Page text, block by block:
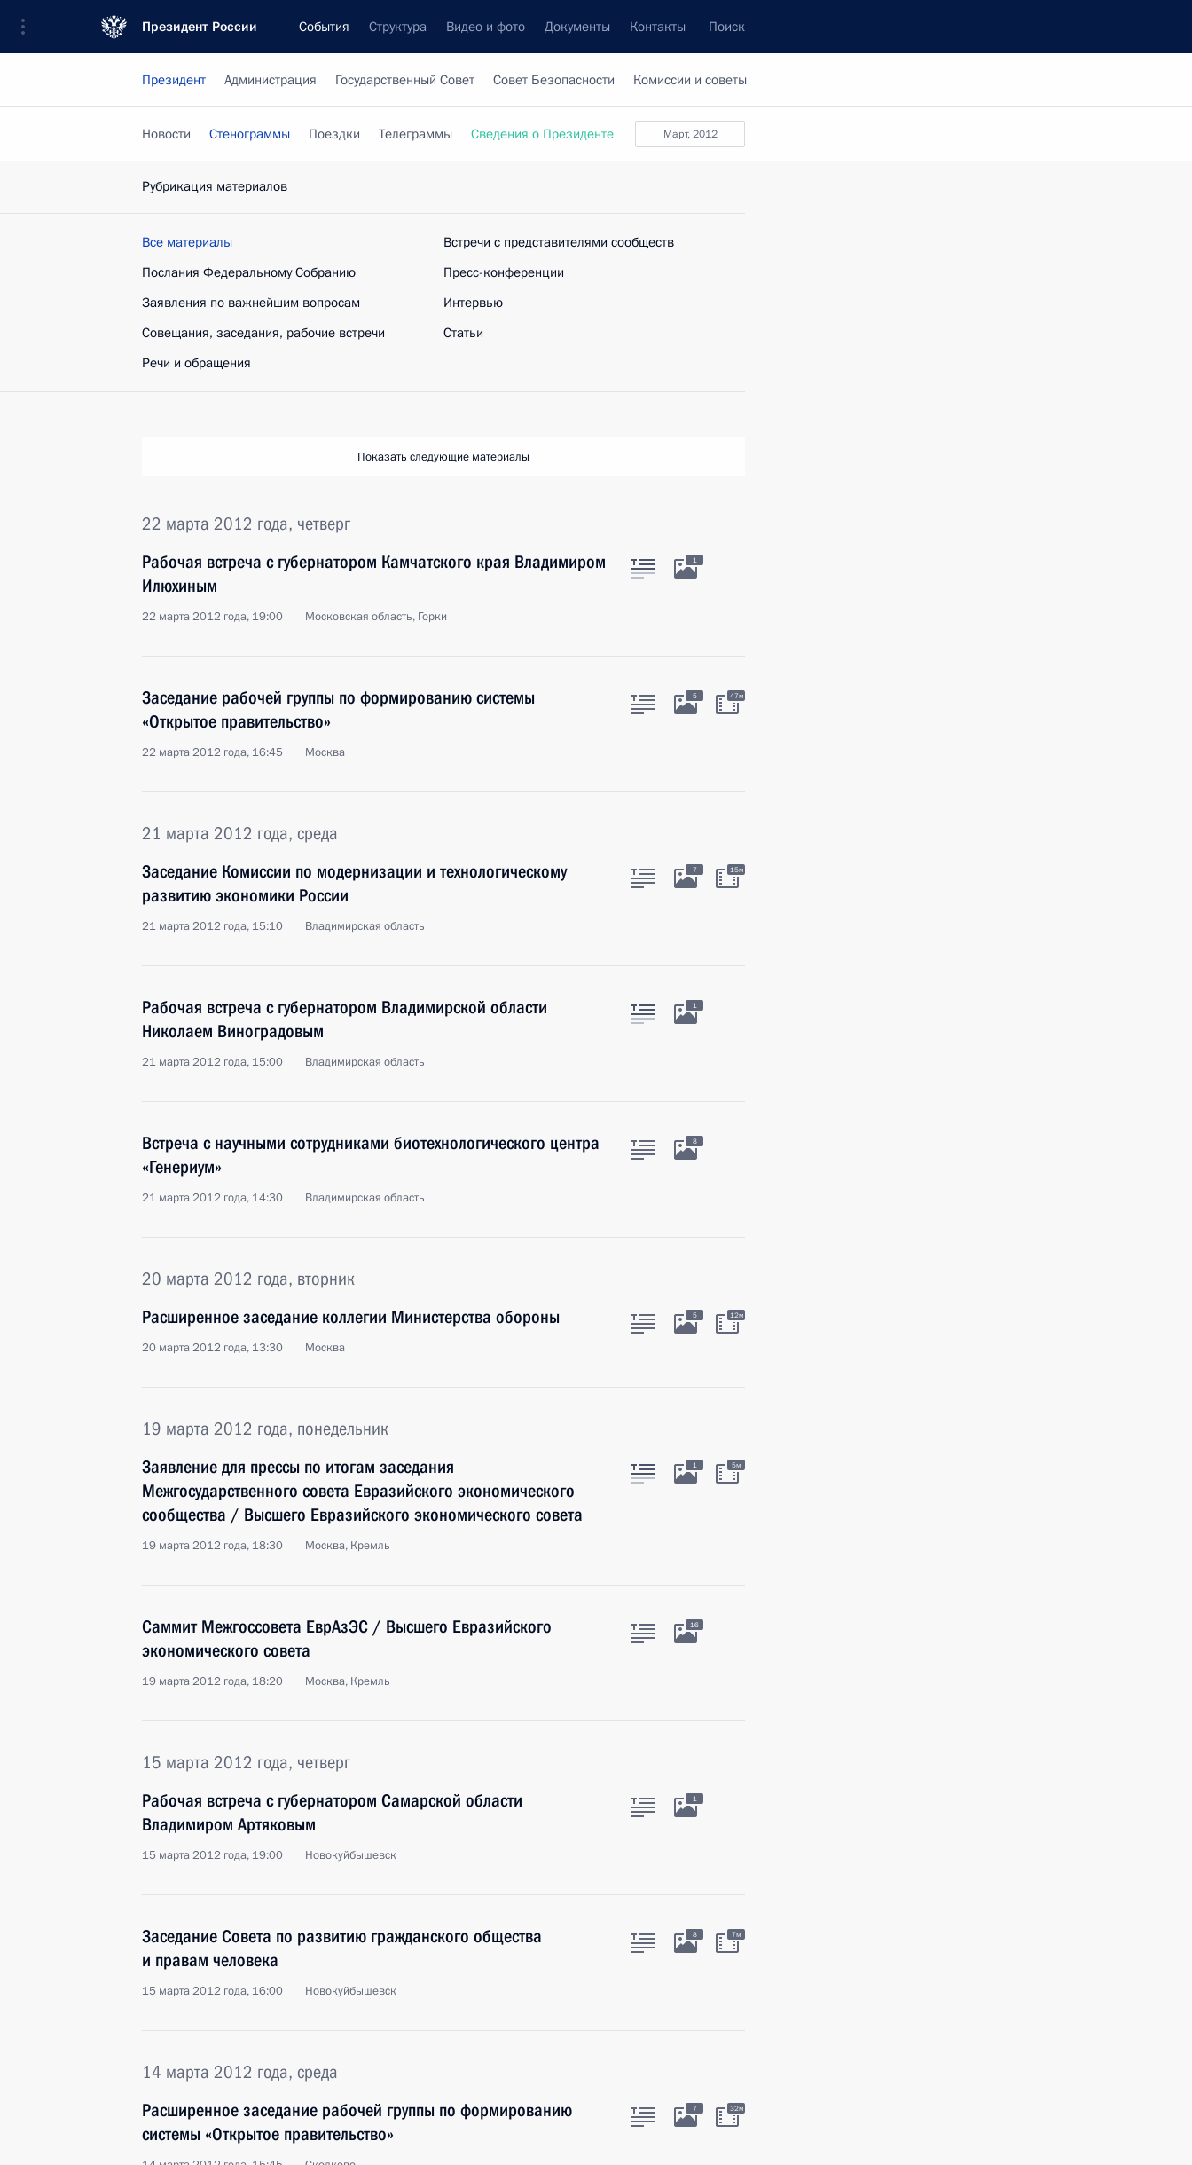
Президент России События Структура Видео и фото Документы Контакты Поиск
Президент Администрация Государственный Совет Совет Безопасности Комиссии и советы
март, 2012
Новости Стенограммы Поездки Телеграммы Сведения о Президенте
Рубрикация материалов
Все материалы
Послания Федеральному Собранию
Заявления по важнейшим вопросам
Совещания, заседания, рабочие встречи
Речи и обращения
Встречи с представителями сообществ
Пресс-конференции
Интервью
Статьи
Показать следующие материалы
22 марта 2012 года, четверг
Рабочая встреча с губернатором Камчатского края Владимиром
Илюхиным
22 марта 2012 года, 19:00 Московская область, Горки
1
Заседание рабочей группы по формированию системы
«Открытое правительство»
22 марта 2012 года, 16:45 Москва
5 47м
21 марта 2012 года, среда
Заседание Комиссии по модернизации и технологическому
развитию экономики России
21 марта 2012 года, 15:10 Владимирская область
7 15м
Рабочая встреча с губернатором Владимирской области
Николаем Виноградовым
21 марта 2012 года, 15:00 Владимирская область
1
Встреча с научными сотрудниками биотехнологического центра
«Генериум»
21 марта 2012 года, 14:30 Владимирская область
8
20 марта 2012 года, вторник
Расширенное заседание коллегии Министерства обороны
20 марта 2012 года, 13:30 Москва
5 12м
19 марта 2012 года, понедельник
Заявление для прессы по итогам заседания
Межгосударственного совета Евразийского экономического
сообщества / Высшего Евразийского экономического совета
19 марта 2012 года, 18:30 Москва, Кремль
1 5м
Саммит Межгоссовета ЕврАзЭС / Высшего Евразийского
экономического совета
19 марта 2012 года, 18:20 Москва, Кремль
16
15 марта 2012 года, четверг
Рабочая встреча с губернатором Самарской области
Владимиром Артяковым
15 марта 2012 года, 19:00 Новокуйбышевск
1
Заседание Совета по развитию гражданского общества
и правам человека
15 марта 2012 года, 16:00 Новокуйбышевск
8 7м
14 марта 2012 года, среда
Расширенное заседание рабочей группы по формированию
системы «Открытое правительство»
7 32м